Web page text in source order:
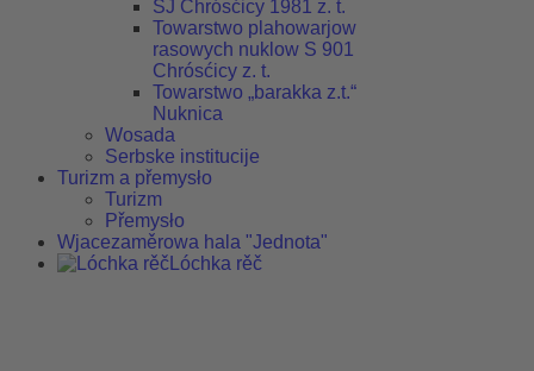
SJ Chrósćicy 1981 z. t.
Towarstwo plahowarjow
rasowych nuklow S 901
Chrósćicy z. t.
Towarstwo „barakka z.t.“
Nuknica
Wosada
Serbske institucije
Turizm a přemysło
Turizm
Přemysło
Wjacezaměrowa hala "Jednota"
Lóchka rěč